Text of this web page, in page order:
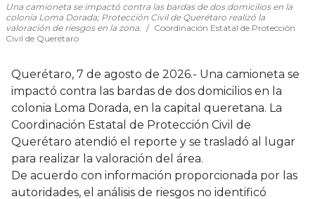
Una camioneta se impactó contra las bardas de dos domicilios en la
colonia Loma Dorada; Protección Civil de Querétaro realizó la
valoración de riesgos en la zona.
Coordinación Estatal de Protección
Civil de Querétaro
Querétaro, 7 de agosto de 2026.- Una camioneta se
impactó contra las bardas de dos domicilios en la
colonia Loma Dorada, en la capital queretana. La
Coordinación Estatal de Protección Civil de
Querétaro atendió el reporte y se trasladó al lugar
para realizar la valoración del área.
De acuerdo con información proporcionada por las
autoridades, el análisis de riesgos no identificó